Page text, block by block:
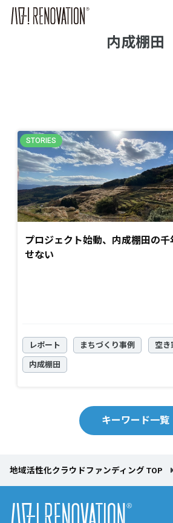
内成棚田
プロジェクト始動、内成棚田の千
せない
レポート まちづくり事例 空き
内成棚田
キーワード一覧
地域活性化クラウドファンディング TOP